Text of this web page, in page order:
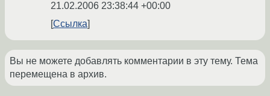
21.02.2006 23:38:44 +00:00
Ссылка
Вы не можете добавлять комментарии в эту тему. Тема
перемещена в архив.